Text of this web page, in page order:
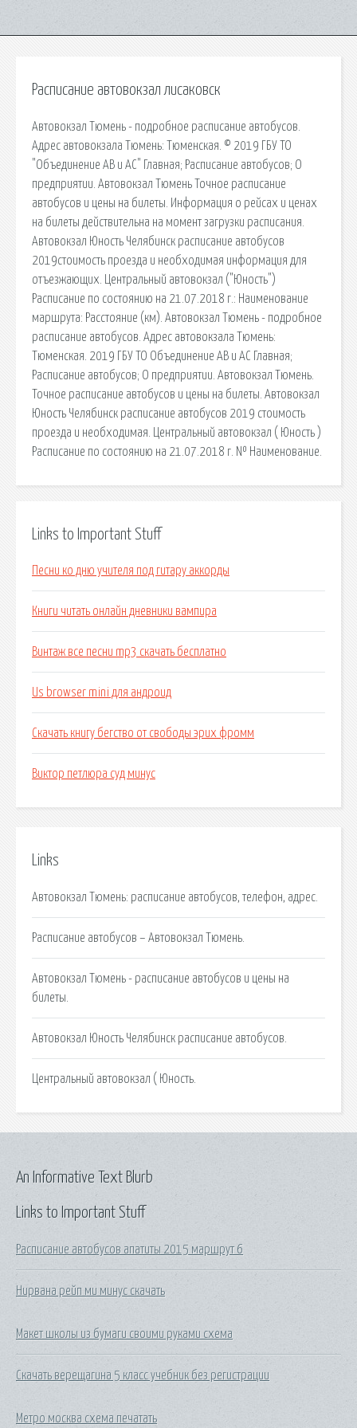
Расписание автовокзал лисаковск
Автовокзал Тюмень - подробное расписание автобусов.
Адрес автовокзала Тюмень: Тюменская. © 2019 ГБУ ТО
"Объединение АВ и АС" Главная; Расписание автобусов; О
предприятии. Автовокзал Тюмень Точное расписание
автобусов и цены на билеты. Информация о рейсах и ценах
на билеты действительна на момент загрузки расписания.
Автовокзал Юность Челябинск расписание автобусов
2019стоимость проезда и необходимая информация для
отъезжающих. Центральный автовокзал ("Юность")
Расписание по состоянию на 21.07.2018 г.: Наименование
маршрута: Расстояние (км). Автовокзал Тюмень - подробное
расписание автобусов. Адрес автовокзала Тюмень:
Тюменская. 2019 ГБУ ТО Объединение АВ и АС Главная;
Расписание автобусов; О предприятии. Автовокзал Тюмень.
Точное расписание автобусов и цены на билеты. Автовокзал
Юность Челябинск расписание автобусов 2019 стоимость
проезда и необходимая. Центральный автовокзал ( Юность )
Расписание по состоянию на 21.07.2018 г. № Наименование.
Links to Important Stuff
Песни ко дню учителя под гитару аккорды
Книги читать онлайн дневники вампира
Винтаж все песни mp3 скачать бесплатно
Us browser mini для андроид
Скачать книгу бегство от свободы эрих фромм
Виктор петлюра суд минус
Links
Автовокзал Тюмень: расписание автобусов, телефон, адрес.
Расписание автобусов – Автовокзал Тюмень.
Автовокзал Тюмень - расписание автобусов и цены на
билеты.
Автовокзал Юность Челябинск расписание автобусов.
Центральный автовокзал ( Юность.
Links to Important Stuff
Расписание автобусов апатиты 2015 маршрут 6
Нирвана рейп ми минус скачать
Макет школы из бумаги своими руками схема
Скачать верещагина 5 класс учебник без регистрации
Метро москва схема печатать
An Informative Text Blurb